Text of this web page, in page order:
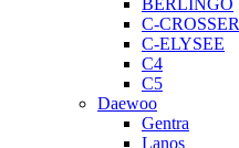
BERLINGO
C-CROSSER
C-ELYSEE
C4
C5
Daewoo
Gentra
Lanos